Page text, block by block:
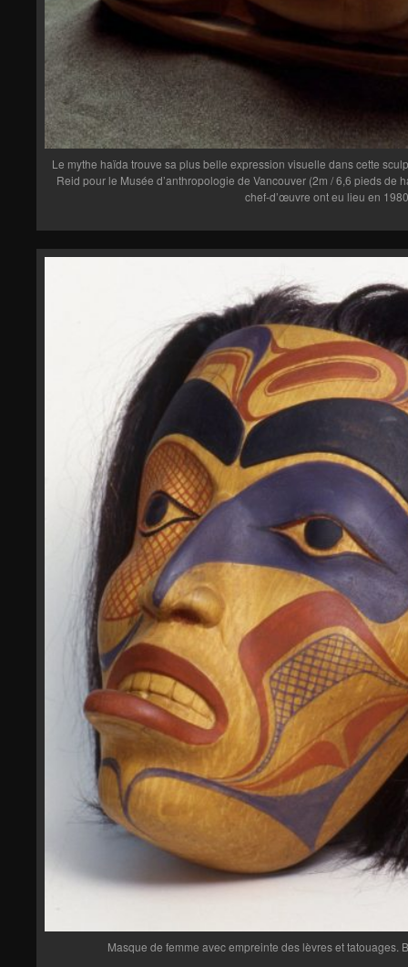
Le mythe haïda trouve sa plus belle expression visuelle dans cette
Reid pour le Musée d’anthropologie de Vancouver (2m / 6,6 pieds de
chef-d’œuvre ont eu lieu en
Masque de femme avec empreinte des lèvres et tatouages.